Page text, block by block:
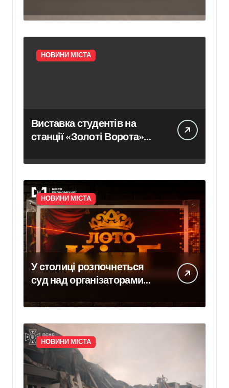
місцевої влади
НОВИНИ МІСТА
Виставка студентів на
станції «Золоті Ворота»
Новини Києва – Головні
події міста сьогодні
НОВИНИ МІСТА
У столиці розпочнеться
суд над організаторами
казино
НОВИНИ МІСТА